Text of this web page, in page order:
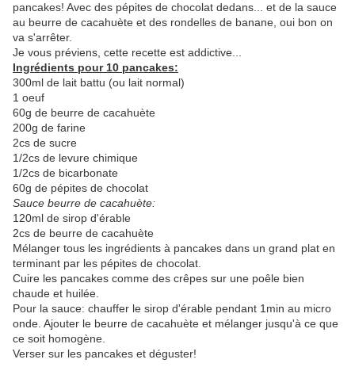
pancakes! Avec des pépites de chocolat dedans... et de la sauce
au beurre de cacahuète et des rondelles de banane, oui bon on
va s'arrêter.
Je vous préviens, cette recette est addictive...
Ingrédients pour 10 pancakes:
300ml de lait battu (ou lait normal)
1 oeuf
60g de beurre de cacahuète
200g de farine
2cs de sucre
1/2cs de levure chimique
1/2cs de bicarbonate
60g de pépites de chocolat
Sauce beurre de cacahuète:
120ml de sirop d'érable
2cs de beurre de cacahuète
Mélanger tous les ingrédients à pancakes dans un grand plat en
terminant par les pépites de chocolat.
Cuire les pancakes comme des crêpes sur une poêle bien
chaude et huilée.
Pour la sauce: chauffer le sirop d'érable pendant 1min au micro
onde. Ajouter le beurre de cacahuète et mélanger jusqu'à ce que
ce soit homogène.
Verser sur les pancakes et déguster!